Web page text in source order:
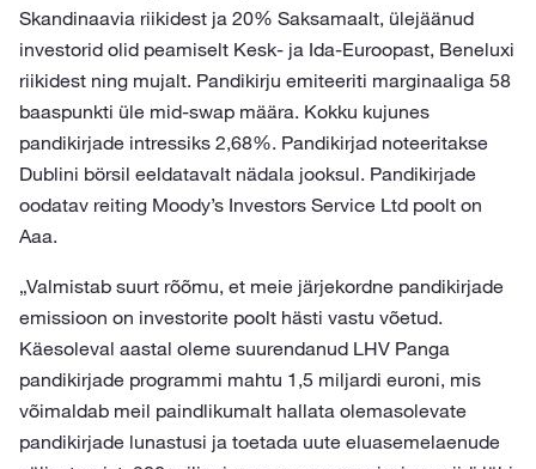
Skandinaavia riikidest ja 20% Saksamaalt, ülejäänud
investorid olid peamiselt Kesk- ja Ida-Euroopast, Beneluxi
riikidest ning mujalt. Pandikirju emiteeriti marginaaliga 58
baaspunkti üle mid-swap määra. Kokku kujunes
pandikirjade intressiks 2,68%. Pandikirjad noteeritakse
Dublini börsil eeldatavalt nädala jooksul. Pandikirjade
oodatav reiting Moody’s Investors Service Ltd poolt on
Aaa.
„Valmistab suurt rõõmu, et meie järjekordne pandikirjade
emissioon on investorite poolt hästi vastu võetud.
Käesoleval aastal oleme suurendanud LHV Panga
pandikirjade programmi mahtu 1,5 miljardi euroni, mis
võimaldab meil paindlikumalt hallata olemasolevate
pandikirjade lunastusi ja toetada uute eluasemelaenude